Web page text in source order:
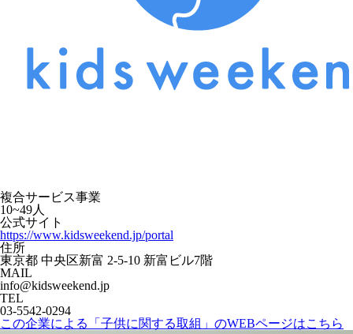
複合サービス事業
10~49人
公式サイト
https://www.kidsweekend.jp/portal
住所
東京都 中央区新富 2-5-10 新富ビル7階
MAIL
info@kidsweekend.jp
TEL
03-5542-0294
この企業による「子供に関する取組」のWEBページはこちら